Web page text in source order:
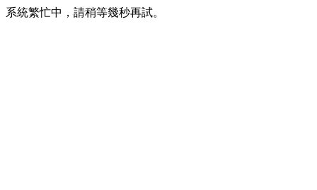
系統繁忙中，請稍等幾秒再試。